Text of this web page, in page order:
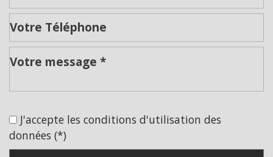
École primaire
Lycée
J'accepte les conditions d'utilisation des
données (*)